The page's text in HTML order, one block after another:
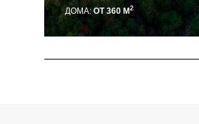
ДОМА: ОТ 360 М 2